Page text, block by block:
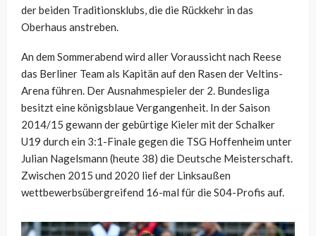
der beiden Traditionsklubs, die die Rückkehr in das
Oberhaus anstreben.
An dem Sommerabend wird aller Voraussicht nach Reese
das Berliner Team als Kapitän auf den Rasen der Veltins-
Arena führen. Der Ausnahmespieler der 2. Bundesliga
besitzt eine königsblaue Vergangenheit. In der Saison
2014/15 gewann der gebürtige Kieler mit der Schalker
U19 durch ein 3:1-Finale gegen die TSG Hoffenheim unter
Julian Nagelsmann (heute 38) die Deutsche Meisterschaft.
Zwischen 2015 und 2020 lief der Linksaußen
wettbewerbsübergreifend 16-mal für die S04-Profis auf.